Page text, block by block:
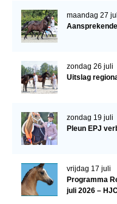
Fokkerij
Veulen
Predicaten
WBSFH
maandag 27
zondag 26 juli
Uitslag
zondag 19 juli
Pleun EPJ
vrijdag 17 juli
Programma
juli 2026 –